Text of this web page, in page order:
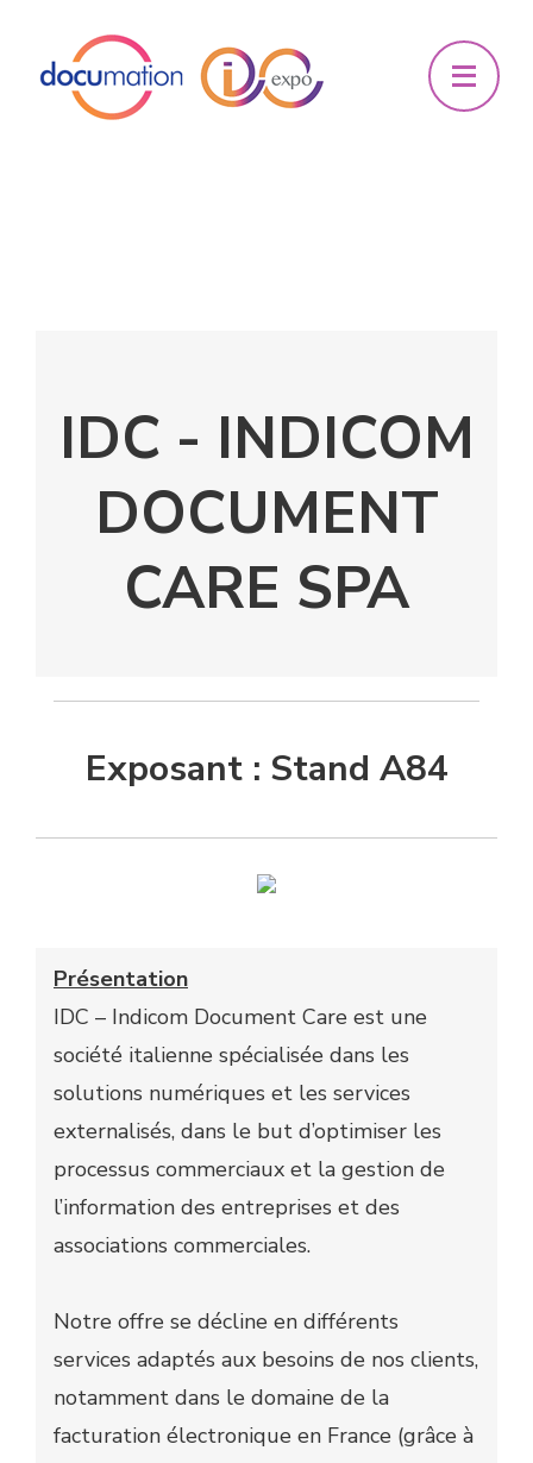
IDC - INDICOM
DOCUMENT
CARE SPA
Exposant : Stand A84
Présentation
IDC – Indicom Document Care est une
société italienne spécialisée dans les
solutions numériques et les services
externalisés, dans le but d’optimiser les
processus commerciaux et la gestion de
l’information des entreprises et des
associations commerciales.
Notre offre se décline en différents
services adaptés aux besoins de nos clients,
notamment dans le domaine de la
facturation électronique en France (grâce à